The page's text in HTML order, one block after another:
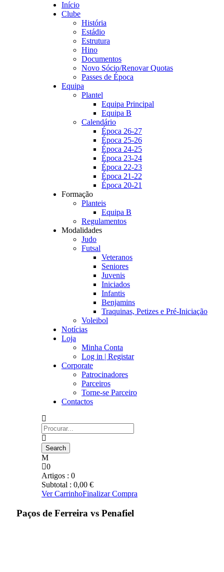
Início
Clube
História
Estádio
Estrutura
Hino
Documentos
Novo Sócio/Renovar Quotas
Passes de Época
Equipa
Plantel
Equipa Principal
Equipa B
Calendário
Época 26-27
Época 25-26
Época 24-25
Época 23-24
Época 22-23
Época 21-22
Época 20-21
Formação
Planteis
Equipa B
Regulamentos
Modalidades
Judo
Futsal
Veteranos
Seniores
Juvenis
Iniciados
Infantis
Benjamins
Traquinas, Petizes e Pré-Iniciação
Voleibol
Notícias
Loja
Minha Conta
Log in | Registar
Corporate
Patrocinadores
Parceiros
Torne-se Parceiro
Contactos
0
Artigos : 0
Subtotal : 0,00 €
Ver CarrinhoFinalizar Compra
Paços de Ferreira vs Penafiel